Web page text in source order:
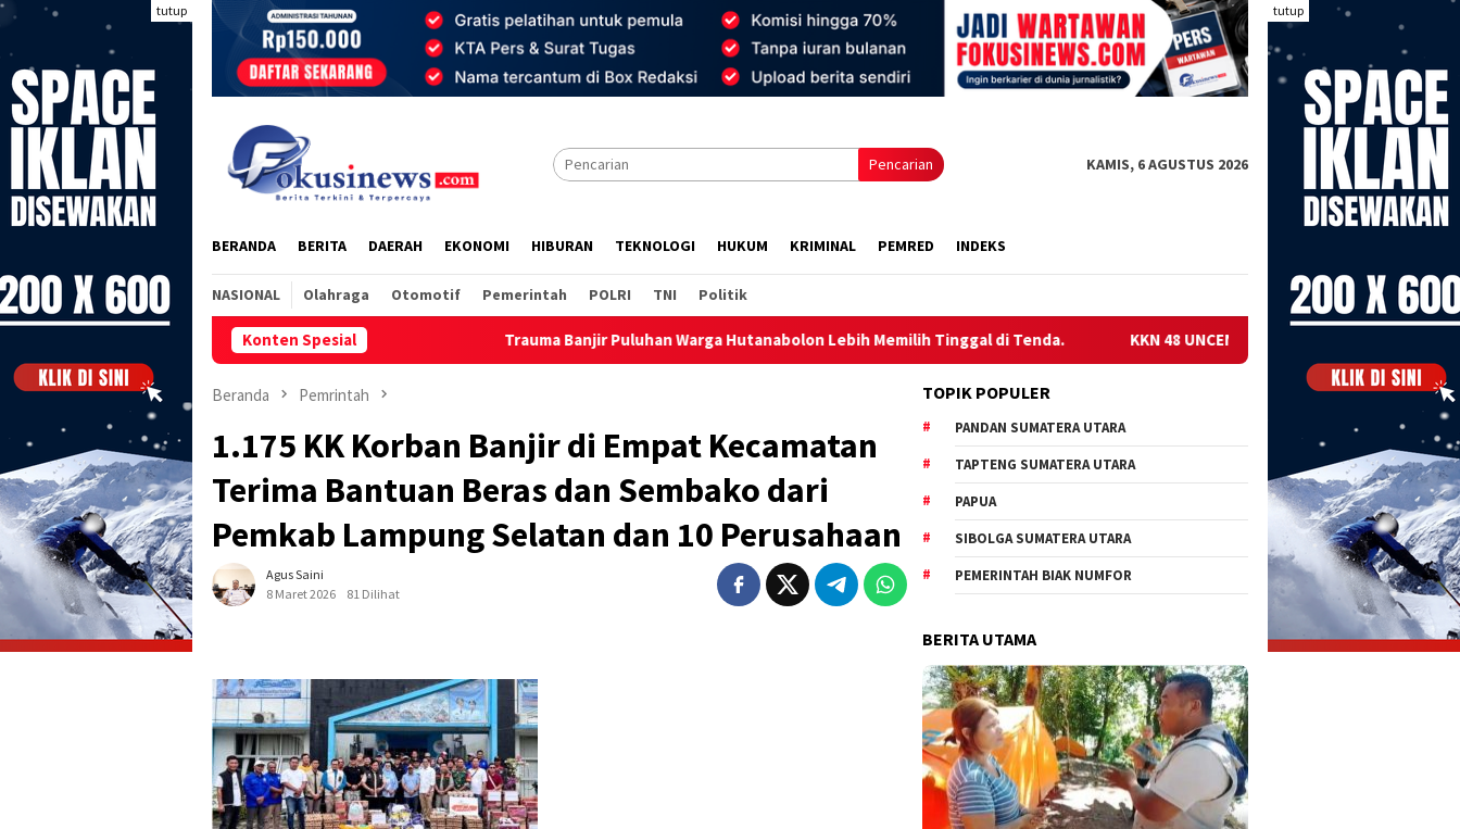
Loncat
konten
tutup tutup
Pencarian KAMIS, 6 AGUSTUS 2026
BERANDA BERITA DAERAH EKONOMI HIBURAN TEKNOLOGI HUKUM KRIMINAL PEMRED INDEKS
NASIONAL Olahraga Otomotif Pemerintah POLRI TNI Politik
Konten Spesial Trauma Banjir Puluhan Warga Hutanabolon Lebih Memilih Tinggal di Tenda. KKN 48 UNCEN GELAR SOSIALISASI KESEHATAN DI
Beranda Pemrintah
1.175 KK Korban Banjir di Empat Kecamatan
Terima Bantuan Beras dan Sembako dari
Pemkab Lampung Selatan dan 10 Perusahaan
Agus Saini
8 Maret 2026
81 Dilihat
TOPIK POPULER
PANDAN SUMATERA UTARA
TAPTENG SUMATERA UTARA
PAPUA
SIBOLGA SUMATERA UTARA
PEMERINTAH BIAK NUMFOR
BERITA UTAMA